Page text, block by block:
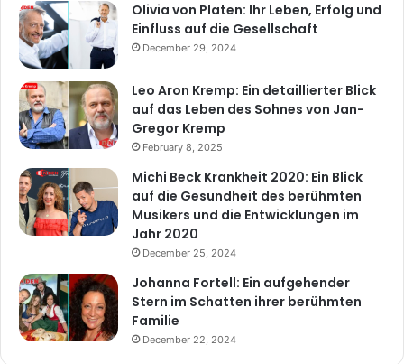
Olivia von Platen: Ihr Leben, Erfolg und
Einfluss auf die Gesellschaft
December 29, 2024
Leo Aron Kremp: Ein detaillierter Blick
auf das Leben des Sohnes von Jan-
Gregor Kremp
February 8, 2025
Michi Beck Krankheit 2020: Ein Blick
auf die Gesundheit des berühmten
Musikers und die Entwicklungen im
Jahr 2020
December 25, 2024
Johanna Fortell: Ein aufgehender
Stern im Schatten ihrer berühmten
Familie
December 22, 2024